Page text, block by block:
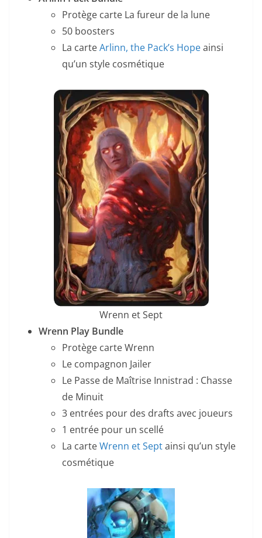
Protège carte La fureur de la lune
50 boosters
La carteArlinn, the Pack’s Hopeainsi
qu’un style cosmétique
Wrenn et Sept
Wrenn Play Bundle
Protège carte Wrenn
Le compagnon Jailer
Le Passe de Maîtrise Innistrad : Chasse
de Minuit
3 entrées pour des drafts avec joueurs
1 entrée pour un scellé
La carteWrenn et Septainsi qu’un style
cosmétique